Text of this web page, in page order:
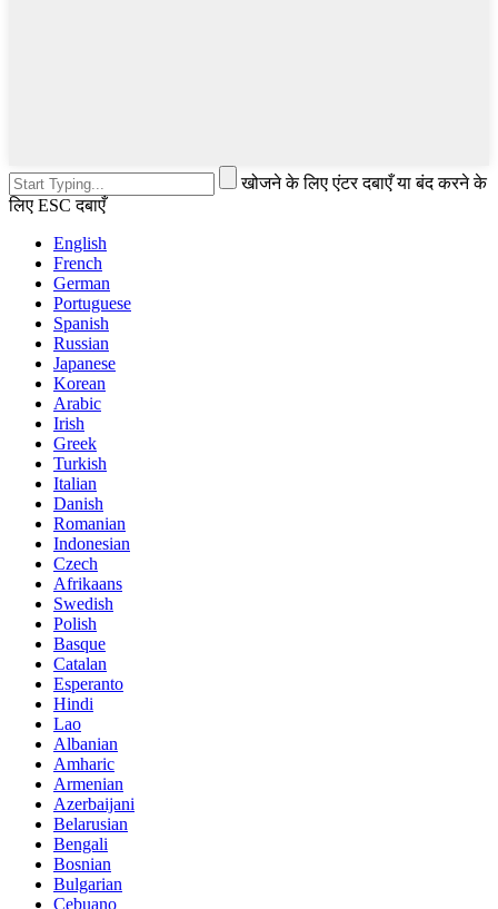
खोजने के लिए एंटर दबाएँ या बंद करने के
लिए ESC दबाएँ
English
French
German
Portuguese
Spanish
Russian
Japanese
Korean
Arabic
Irish
Greek
Turkish
Italian
Danish
Romanian
Indonesian
Czech
Afrikaans
Swedish
Polish
Basque
Catalan
Esperanto
Hindi
Lao
Albanian
Amharic
Armenian
Azerbaijani
Belarusian
Bengali
Bosnian
Bulgarian
Cebuano